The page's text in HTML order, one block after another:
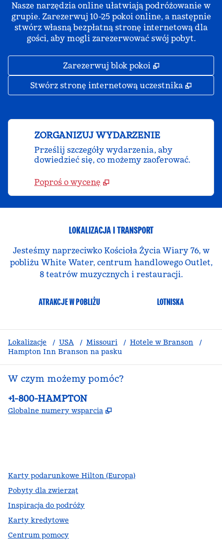
Nasze narzędzia online ułatwiają podróżowanie w
grupie. Zarezerwuj 10–25 pokoi online, a następnie
stwórz własną bezpłatną stronę internetową dla
gości, aby mogli zarezerwować swój pobyt.
Zarezerwuj blok pokoi ,
Stwórz stronę internetową uczestnika ,
ZORGANIZUJ WYDARZENIE
Prześlij szczegóły wydarzenia, aby
dowiedzieć się, co możemy zaoferować.
Poproś o wycenę
LOKALIZACJA I TRANSPORT
Jesteśmy naprzeciwko Kościoła Życia Wiary 76, w
pobliżu White Water, centrum handlowego Outlet,
8 teatrów muzycznych i restauracji.
ATRAKCJE W POBLIŻU LOTNISKA
Lokalizacje / USA / Missouri / Hotele w Branson
/
Hampton Inn Branson na pasku
W czym możemy pomóc?
Telefon:
+1-800-HAMPTON
Globalne numery wsparcia ,
Karty podarunkowe Hilton (Europa)
Pobyty dla zwierząt
Inspiracja do podróży
Karty kredytowe
Centrum pomocy